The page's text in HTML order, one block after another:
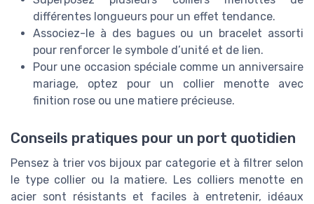
différentes longueurs pour un effet tendance.
Associez-le à des bagues ou un bracelet assorti
pour renforcer le symbole d’unité et de lien.
Pour une occasion spéciale comme un anniversaire
mariage, optez pour un collier menotte avec
finition rose ou une matiere précieuse.
Conseils pratiques pour un port quotidien
Pensez à trier vos bijoux par categorie et à filtrer selon
le type collier ou la matiere. Les colliers menotte en
acier sont résistants et faciles à entretenir, idéaux